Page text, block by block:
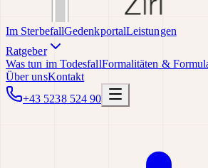
Im SterbefallGedenkportalLeistungen
Ratgeber
Was tun im TodesfallFormalitäten &
Über unsKontakt
+43 5238 524 90